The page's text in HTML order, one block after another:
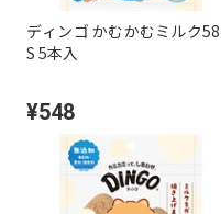
ディンゴ かむかむミルク
S 5本入
¥548